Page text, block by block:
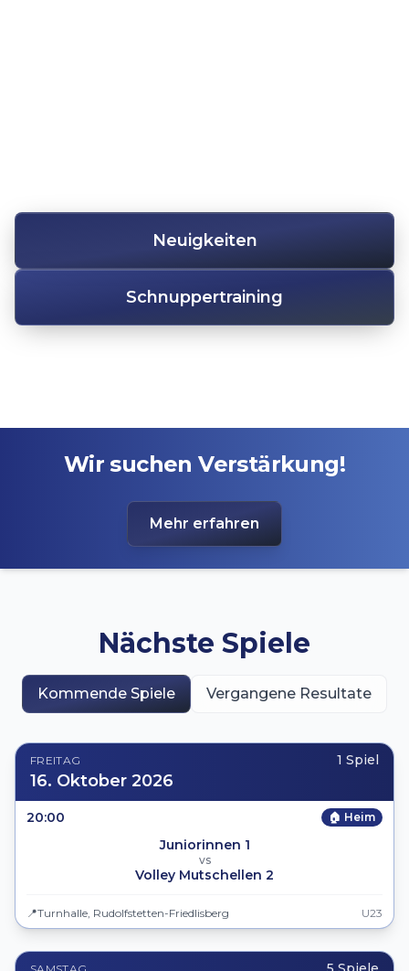
Neuigkeiten
Schnuppertraining
Wir suchen Verstärkung!
Mehr erfahren
Nächste Spiele
Kommende Spiele Vergangene Resultate
FREITAG
16. Oktober 2026
1 Spiel
20:00 🏠 Heim
Juniorinnen 1
vs
Volley Mutschellen 2
📍Turnhalle, Rudolfstetten-Friedlisberg U23